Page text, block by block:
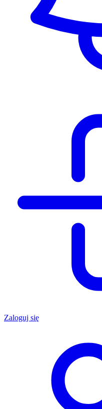
Zaloguj się